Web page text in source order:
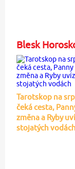
Blesk
Tarotskop na
čeká cesta,
změna a Ryby
stojatých